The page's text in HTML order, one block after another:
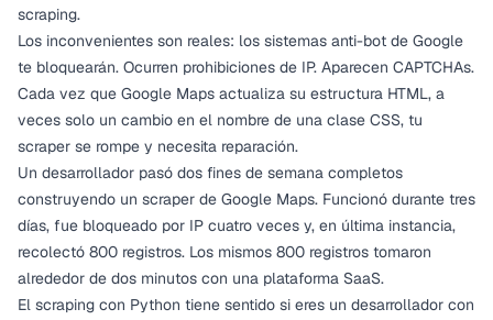
scraping.
Los inconvenientes son reales: los sistemas anti-bot de Google
te bloquearán. Ocurren prohibiciones de IP. Aparecen CAPTCHAs.
Cada vez que Google Maps actualiza su estructura HTML, a
veces solo un cambio en el nombre de una clase CSS, tu
scraper se rompe y necesita reparación.
Un desarrollador pasó dos fines de semana completos
construyendo un scraper de Google Maps. Funcionó durante tres
días, fue bloqueado por IP cuatro veces y, en última instancia,
recolectó 800 registros. Los mismos 800 registros tomaron
alrededor de dos minutos con una plataforma SaaS.
El scraping con Python tiene sentido si eres un desarrollador con